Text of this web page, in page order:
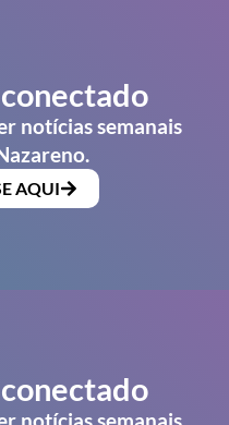
notícias semanais
AQUI